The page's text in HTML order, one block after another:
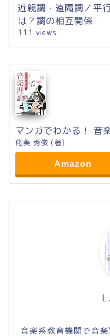
近親調・遠隔調／平
は？調の相互関係
111 views
マンガでわかる！ 音
侘美 秀俊 (著)
Amazon
音楽系教育機関で音